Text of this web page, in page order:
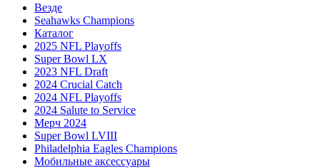
Везде
Seahawks Champions
Каталог
2025 NFL Playoffs
Super Bowl LX
2023 NFL Draft
2024 Crucial Catch
2024 NFL Playoffs
2024 Salute to Service
Мерч 2024
Super Bowl LVIII
Philadelphia Eagles Champions
Мобильные аксессуары